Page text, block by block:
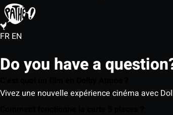
FR EN
Do you have a
Vivez une nouvelle expérience cinéma avec